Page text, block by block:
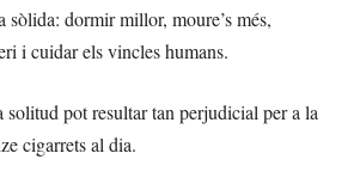
sòlida: dormir millor, moure’s més,
i cuidar els vincles humans.
solitud pot resultar tan perjudicial per a la
cigarrets al dia.